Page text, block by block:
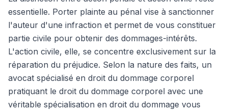
essentielle. Porter plainte au pénal vise à sanctionner
l'auteur d'une infraction et permet de vous constituer
partie civile pour obtenir des dommages-intérêts.
L'action civile, elle, se concentre exclusivement sur la
réparation du préjudice. Selon la nature des faits, un
avocat spécialisé en droit du dommage corporel
pratiquant le droit du dommage corporel avec une
véritable spécialisation en droit du dommage vous